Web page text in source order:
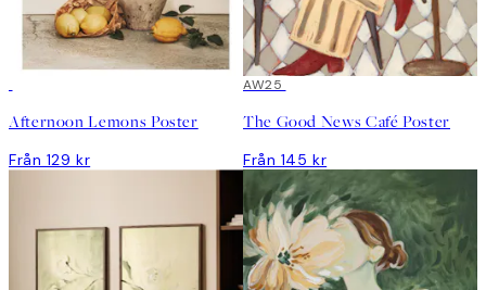
Afternoon Lemons Poster
Från 129 kr
AW25
The Good News Café Poster
Från 145 kr